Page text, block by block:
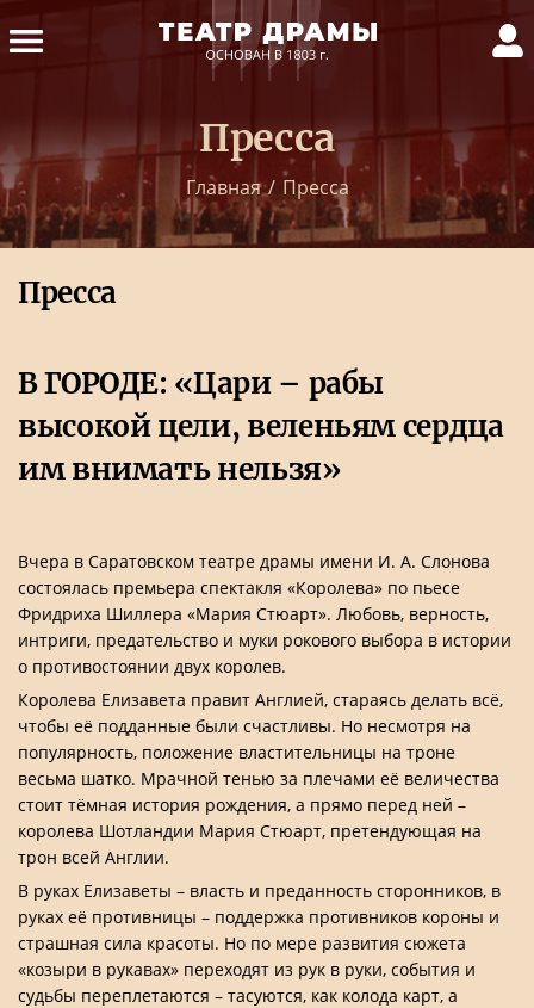
Пресса
Главная / Пресса
Пресса
В ГОРОДЕ: «Цари – рабы
высокой цели, веленьям сердца
им внимать нельзя»
Вчера в Саратовском театре драмы имени И. А. Слонова
состоялась премьера спектакля «Королева» по пьесе
Фридриха Шиллера «Мария Стюарт». Любовь, верность,
интриги, предательство и муки рокового выбора в истории
о противостоянии двух королев.
Королева Елизавета правит Англией, стараясь делать всё,
чтобы её подданные были счастливы. Но несмотря на
популярность, положение властительницы на троне
весьма шатко. Мрачной тенью за плечами её величества
стоит тёмная история рождения, а прямо перед ней –
королева Шотландии Мария Стюарт, претендующая на
трон всей Англии.
В руках Елизаветы – власть и преданность сторонников, в
руках её противницы – поддержка противников короны и
страшная сила красоты. Но по мере развития сюжета
«козыри в рукавах» переходят из рук в руки, события и
судьбы переплетаются – тасуются, как колода карт, а